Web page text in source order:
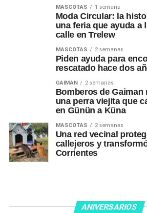
MASCOTAS 1 semana
Moda Circular: la
una feria que ayuda a
calle en Trelew
MASCOTAS 2 semanas
Piden ayuda para
rescatado hace dos
GAIMAN 2 semanas
Bomberos de Gaiman
una perra viejita que
en Günün a Küna
MASCOTAS 2 semanas
Una red vecinal
callejeros y
Corrientes
ANIVERSARIOS